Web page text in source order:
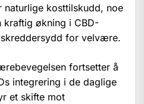
naturlige kosttilskudd, noe
kraftig økning i CBD-
for velvære.
fortsetter å
integrering i de daglige
et skifte mot